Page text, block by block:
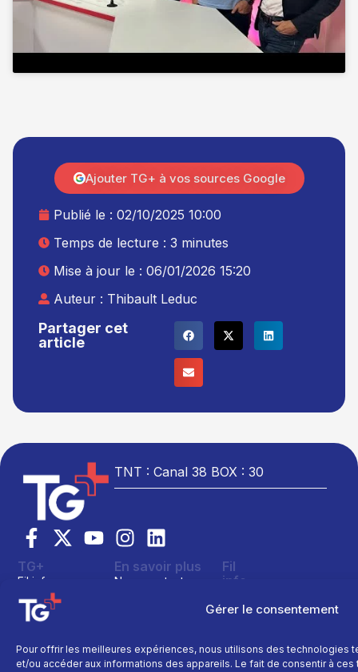
Gérer le consentement
Pour offrir les meilleures expériences, nous utilisons des technologies
et/ou accéder aux informations des appareils. Le fait de consentir à
Partager cet
article
Publié le : 02/10/2025 10:00
Temps de lecture : 3 minutes
Mise à jour le : 06/01/2026 15:20
Auteur : Thibault Leduc
Ajouter TG+ à vos sources Google
TNT : Canal 38 BOX : 30
TG+
Fil info
Replay
Direct
Programme TV
La chaine
En savoir plus
Nous contacter
Devenir annonceur
Données
personnelles
Fil
info
Sport
Recettes